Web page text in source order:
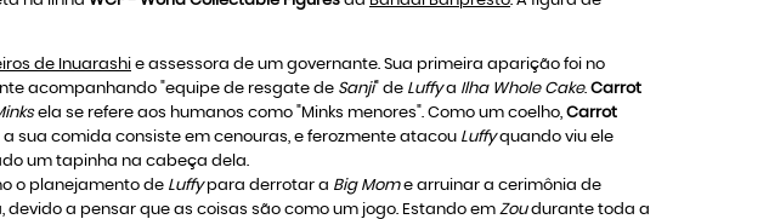
de Inuarashi e assessora de um governante. Sua primeira aparição foi no
acompanhando "equipe de resgate de Sanji" de Luffya Ilha Whole Cake. Carrot
ela se refere aos humanos como "Minks menores". Como um coelho, Carrot
sua comida consiste em cenouras, e ferozmente atacou Luffyquando viu ele
um tapinha na cabeça dela.
o planejamento de Luffypara derrotar a Big Mome arruinar a cerimônia de
a pensar que as coisas são como um jogo. Estando em Zoudurante toda a